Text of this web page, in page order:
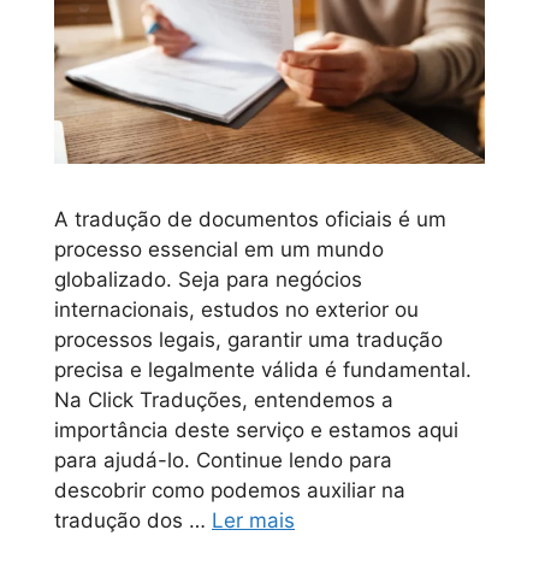
A tradução de documentos oficiais é um
processo essencial em um mundo
globalizado. Seja para negócios
internacionais, estudos no exterior ou
processos legais, garantir uma tradução
precisa e legalmente válida é fundamental.
Na Click Traduções, entendemos a
importância deste serviço e estamos aqui
para ajudá-lo. Continue lendo para
descobrir como podemos auxiliar na
tradução dos … Ler mais